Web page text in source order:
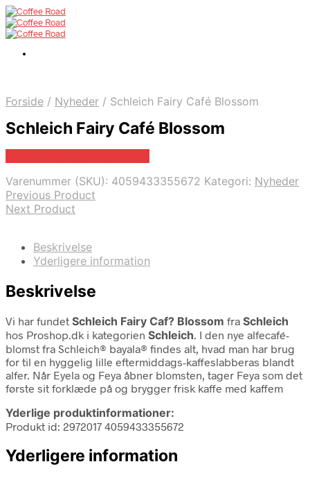
Forside / Nyheder / Schleich Fairy Café Blossom
Schleich Fairy Café Blossom
Varenummer (SKU): 4059433355672 Kategori: Nyheder
Previous Product
Next Product
Beskrivelse
Yderligere information
Beskrivelse
Vi har fundet Schleich Fairy Caf? Blossom fra Schleich
hos Proshop.dk i kategorien Schleich. I den nye alfecafé-
blomst fra Schleich® bayala® findes alt, hvad man har brug
for til en hyggelig lille eftermiddags-kaffeslabberas blandt
alfer. Når Eyela og Feya åbner blomsten, tager Feya som det
første sit forklæde på og brygger frisk kaffe med kaffem
Yderlige produktinformationer:
Produkt id: 2972017 4059433355672
Yderligere information